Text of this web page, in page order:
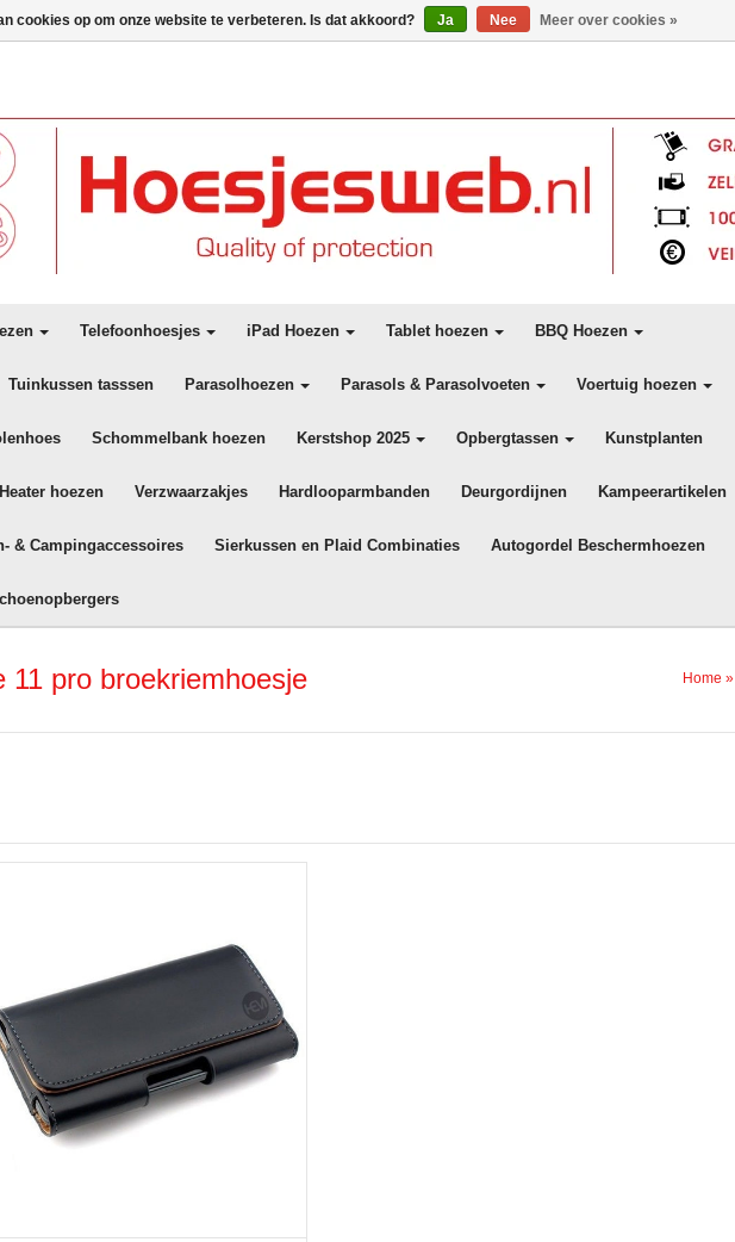
Telefoonhoesjes iPad Hoezen Tablet hoezen BBQ Hoezen
Tuinkussen tasssen Parasolhoezen Parasols & Parasolvoeten Voertuig hoezen
Schommelbank hoezen Kerstshop 2025 Opbergtassen Kunstplanten
Heater hoezen Verzwaarzakjes Hardlooparmbanden Deurgordijnen Kampeerartikelen
& Campingaccessoires Sierkussen en Plaid Combinaties Autogordel Beschermhoezen
11 pro broekriemhoesje Home »
cookies op om onze website te verbeteren. Is dat akkoord? Ja Nee Meer over cookies »